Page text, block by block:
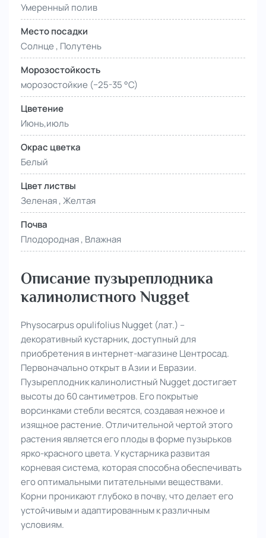
Умеренный полив
Место посадки
Солнце , Полутень
Морозостойкость
морозостойкие (−25-35 °С)
Цветение
Июнь,июль
Окрас цветка
Белый
Цвет листвы
Зеленая , Желтая
Почва
Плодородная , Влажная
Описание пузыреплодника
калинолистного Nugget
Physocarpus opulifolius Nugget (лат.) –
декоративный кустарник, доступный для
приобретения в интернет-магазине Центросад.
Первоначально открыт в Азии и Евразии.
Пузыреплодник калинолистный Nugget достигает
высоты до 60 сантиметров. Его покрытые
ворсинками стебли весятся, создавая нежное и
изящное растение. Отличительной чертой этого
растения является его плоды в форме пузырьков
ярко-красного цвета. У кустарника развитая
корневая система, которая способна обеспечивать
его оптимальными питательными веществами.
Корни проникают глубоко в почву, что делает его
устойчивым и адаптированным к различным
условиям.